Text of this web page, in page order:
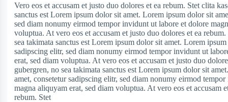
Vero eos et accusam et justo duo dolores et ea rebum. Stet clita
sanctus est Lorem ipsum dolor sit amet. Lorem ipsum dolor sit
sed diam nonumy eirmod tempor invidunt ut labore et dolore
voluptua. At vero eos et accusam et justo duo dolores et ea
sea takimata sanctus est Lorem ipsum dolor sit amet. Lorem
sadipscing elitr, sed diam nonumy eirmod tempor invidunt ut
erat, sed diam voluptua. At vero eos et accusam et justo duo
gubergren, no sea takimata sanctus est Lorem ipsum dolor sit
amet, consetetur sadipscing elitr, sed diam nonumy eirmod
magna aliquyam erat, sed diam voluptua. At vero eos et accusam
rebum. Stet